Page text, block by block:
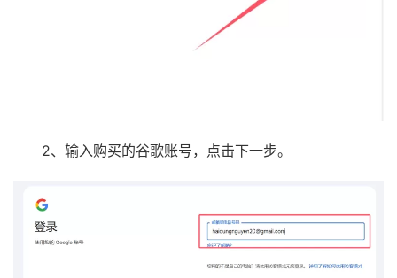
2、输入购买的谷歌账号，点击下一步。